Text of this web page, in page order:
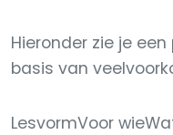
Hieronder zie je
basis van
LesvormVoor